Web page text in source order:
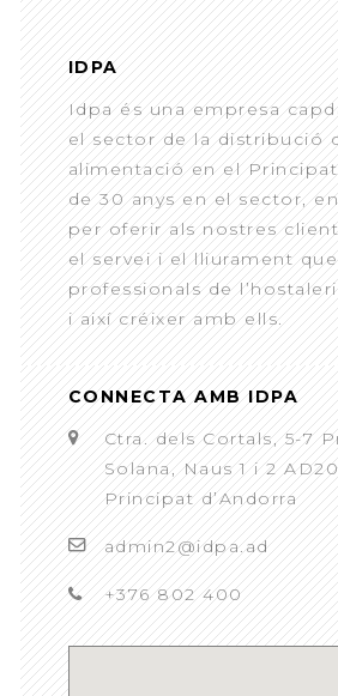
IDPA
Idpa és una empresa
el sector de la distribució
alimentació en el
de 30 anys en el sector,
per oferir als nostres
el servei i el lliurament
professionals de
i així créixer amb ells.
CONNECTA AMB IDPA
Ctra. dels Cortals, 5-7
Solana, Naus 1 i 2
Principat d’Andorra
admin2@idpa.ad
+376 802 400